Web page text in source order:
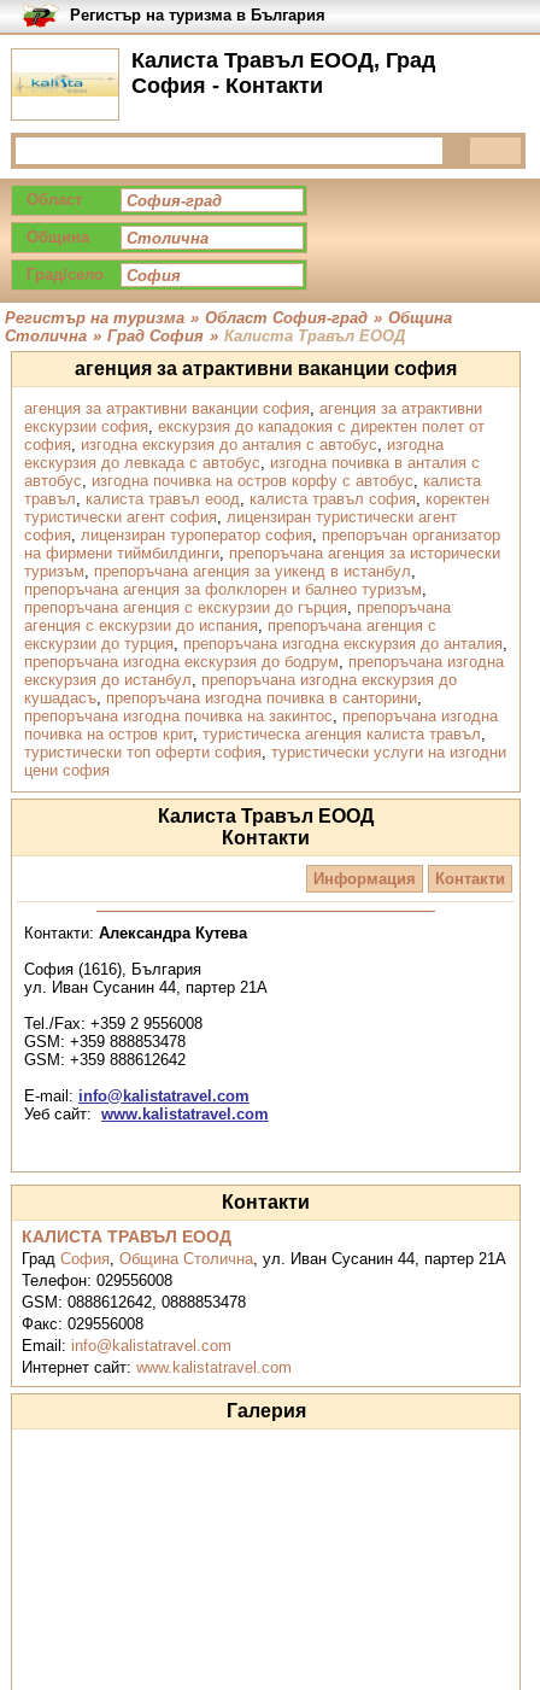
Калиста Травъл ЕООД, Град
София - Контакти
Регистър на туризма в България
Област
Община
Град/село
Регистър на туризма » Област София-град » Община
Столична » Град София » Калиста Травъл ЕООД
агенция за атрактивни ваканции софия
агенция за атрактивни ваканции софия, агенция за атрактивни
екскурзии софия, екскурзия до кападокия с директен полет от
софия, изгодна екскурзия до анталия с автобус, изгодна
екскурзия до левкада с автобус, изгодна почивка в анталия с
автобус, изгодна почивка на остров корфу с автобус, калиста
травъл, калиста травъл еоод, калиста травъл софия, коректен
туристически агент софия, лицензиран туристически агент
софия, лицензиран туроператор софия, препоръчан организатор
на фирмени тиймбилдинги, препоръчана агенция за исторически
туризъм, препоръчана агенция за уикенд в истанбул,
препоръчана агенция за фолклорен и балнео туризъм,
препоръчана агенция с екскурзии до гърция, препоръчана
агенция с екскурзии до испания, препоръчана агенция с
екскурзии до турция, препоръчана изгодна екскурзия до анталия,
препоръчана изгодна екскурзия до бодрум, препоръчана изгодна
екскурзия до истанбул, препоръчана изгодна екскурзия до
кушадасъ, препоръчана изгодна почивка в санторини,
препоръчана изгодна почивка на закинтос, препоръчана изгодна
почивка на остров крит, туристическа агенция калиста травъл,
туристически топ оферти софия, туристически услуги на изгодни
цени софия
Калиста Травъл ЕООД
Контакти
Информация Контакти
Контакти: Александра Кутева
София (1616), България
ул. Иван Сусанин 44, партер 21А
Tel./Fax: +359 2 9556008
GSM: +359 888853478
GSM: +359 888612642
E-mail: info@kalistatravel.com
Уеб сайт: www.kalistatravel.com
Контакти
КАЛИСТА ТРАВЪЛ ЕООД
ГрадСофия,Община Столична,ул. Иван Сусанин 44, партер 21А
Телефон:029556008
GSM:0888612642, 0888853478
Факс:029556008
Email: info@kalistatravel.com
Интернет сайт:www.kalistatravel.com
Галерия